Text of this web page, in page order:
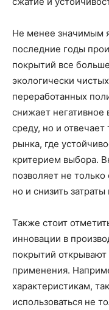
Не менее значимым
последние годы
покрытий все
экологически
переработанных
снижает
среду, но и
рынка, где
критерием выбора.
позволяет не только
но и снизить
Также стоит
инновации в
покрытий
применения.
характеристикам,
использоваться не